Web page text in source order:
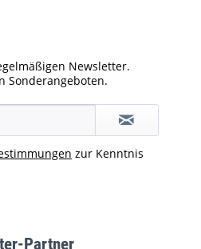
Newsletter.
Sonderangeboten.
zur Kenntnis
Partner